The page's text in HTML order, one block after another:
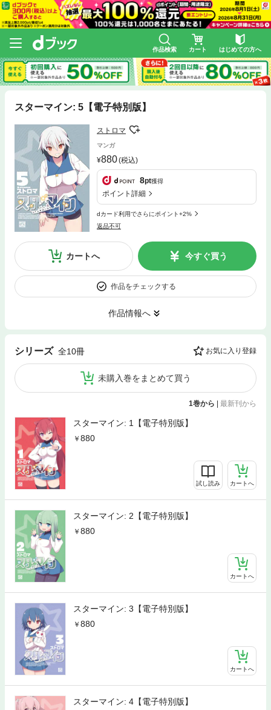
作品検索 カート はじめての方へ
スターマイン: 5【電子特別版】
ストロマ
マンガ
880(税込)
8pt獲得
ポイント詳細
dカード利用でさらにポイント+2%
返品不可
カートへ 今すぐ買う
作品をチェックする
作品情報へ
シリーズ 全10冊 お気に入り登録
未購入巻をまとめて買う
1巻から | 最新刊から
スターマイン: 1【電子特別版】
880
試し読み カートへ
スターマイン: 2【電子特別版】
880
カートへ
スターマイン: 3【電子特別版】
880
カートへ
スターマイン: 4【電子特別版】